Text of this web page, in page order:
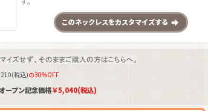
このネックレスをカスタマイズする
(税込)の30%OFF
ープン記念価格￥5,040(税込)